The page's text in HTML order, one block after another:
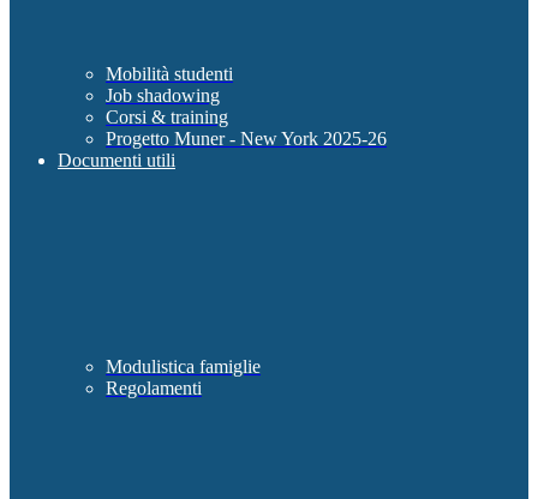
Mobilità studenti
Job shadowing
Corsi & training
Progetto Muner - New York 2025-26
Documenti utili
Modulistica famiglie
Regolamenti